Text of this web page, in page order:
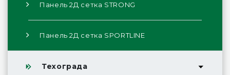
Панель 2Д сетка STRONG
Панель 2Д сетка SPORTLINE
Техограда